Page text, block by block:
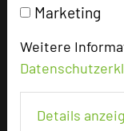
Marketing
Weitere
Details
Hoteldaten
U-Form